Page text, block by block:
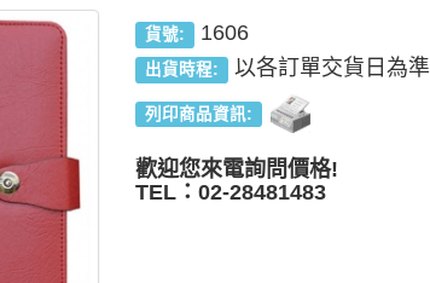
貨號: 1606
出貨時程: 以各訂單交貨日為準
列印商品資訊:
歡迎您來電詢問價格!
TEL：02-28481483